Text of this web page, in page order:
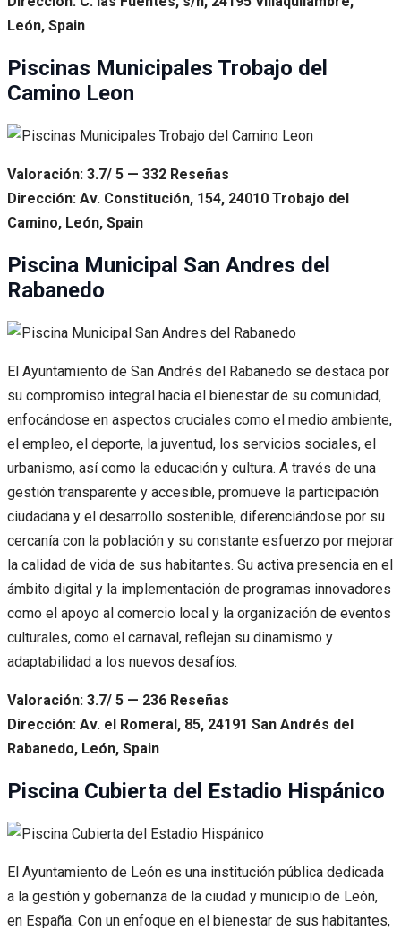
León, Spain
Piscinas Municipales Trobajo del
Camino Leon
Valoración: 3.7/ 5 — 332 Reseñas
Dirección: Av. Constitución, 154, 24010 Trobajo del
Camino, León, Spain
Piscina Municipal San Andres del
Rabanedo
El Ayuntamiento de San Andrés del Rabanedo se destaca por
su compromiso integral hacia el bienestar de su comunidad,
enfocándose en aspectos cruciales como el medio ambiente,
el empleo, el deporte, la juventud, los servicios sociales, el
urbanismo, así como la educación y cultura. A través de una
gestión transparente y accesible, promueve la participación
ciudadana y el desarrollo sostenible, diferenciándose por su
cercanía con la población y su constante esfuerzo por mejorar
la calidad de vida de sus habitantes. Su activa presencia en el
ámbito digital y la implementación de programas innovadores
como el apoyo al comercio local y la organización de eventos
culturales, como el carnaval, reflejan su dinamismo y
adaptabilidad a los nuevos desafíos.
Valoración: 3.7/ 5 — 236 Reseñas
Dirección: Av. el Romeral, 85, 24191 San Andrés del
Rabanedo, León, Spain
Piscina Cubierta del Estadio Hispánico
El Ayuntamiento de León es una institución pública dedicada
a la gestión y gobernanza de la ciudad y municipio de León,
en España. Con un enfoque en el bienestar de sus habitantes,